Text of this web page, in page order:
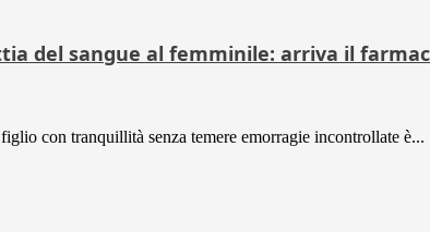
del sangue al femminile: arriva il
con tranquillità senza temere emorragie incontrollate è...